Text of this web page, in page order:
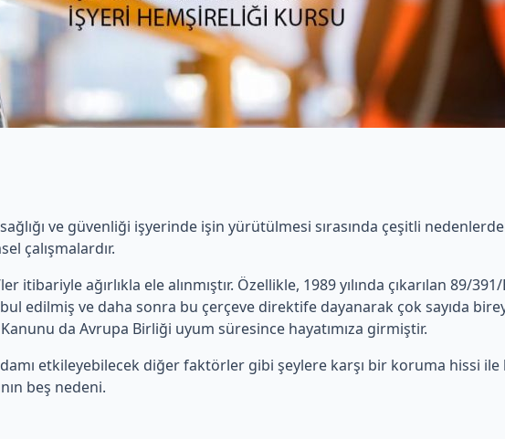
ve güvenliği işyerinde işin yürütülmesi sırasında çeşitli
çalışmalardır.
ağırlıkla ele alınmıştır. Özellikle, 1989 yılında çıkarılan 89/
edilmiş ve daha sonra bu çerçeve direktife dayanarak çok sayıda
Kanunu da Avrupa Birliği uyum süresince hayatımıza girmiştir.
etkileyebilecek diğer faktörler gibi şeylere karşı bir koruma hissi
beş nedeni.